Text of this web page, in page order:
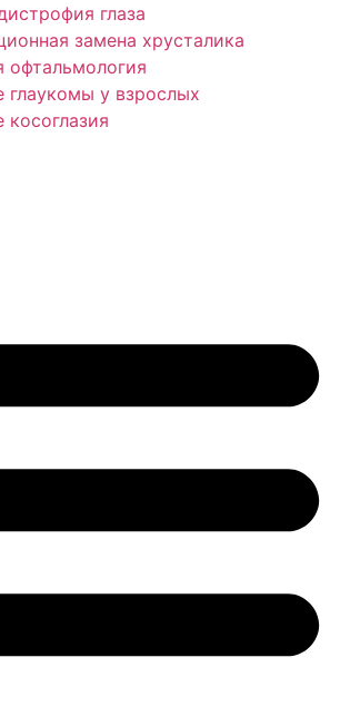
глаза
замена хрусталика
офтальмология
глаукомы у взрослых
косоглазия